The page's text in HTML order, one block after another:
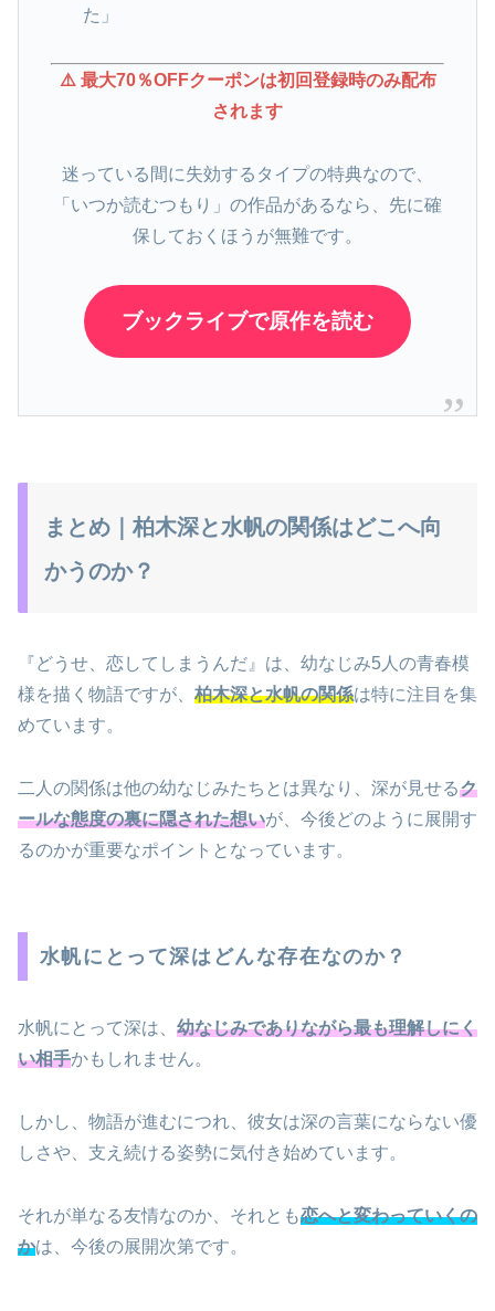
た」
⚠️ 最大70％OFFクーポンは初回登録時のみ配布
されます
迷っている間に失効するタイプの特典なので、
「いつか読むつもり」の作品があるなら、先に確
保しておくほうが無難です。
ブックライブで原作を読む
まとめ｜柏木深と水帆の関係はどこへ向
かうのか？
『どうせ、恋してしまうんだ』は、幼なじみ5人の青春模
様を描く物語ですが、 柏木深と水帆の関係は特に注目を集
めています。
二人の関係は他の幼なじみたちとは異なり、深が見せるク
ールな態度の裏に隠された想いが、今後どのように展開す
るのかが重要なポイントとなっています。
水帆にとって深はどんな存在なのか？
水帆にとって深は、 幼なじみでありながら最も理解しにく
い相手かもしれません。
しかし、物語が進むにつれ、彼女は深の言葉にならない優
しさや、支え続ける姿勢に気付き始めています。
それが単なる友情なのか、それとも恋へと変わっていくの
かは、今後の展開次第です。